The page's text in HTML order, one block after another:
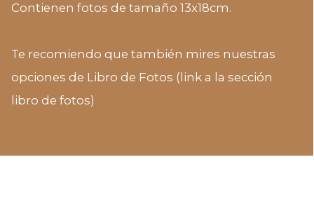
Contienen fotos de tamaño 13x18cm.
Te recomiendo que también mires nuestras
opciones de Libro de Fotos (link a la sección
libro de fotos)